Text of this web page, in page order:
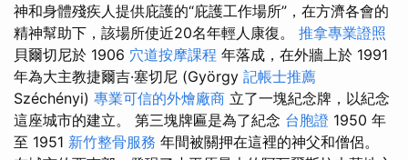
神和身體殘疾人提供庇護的“庇護工作場所”，在方濟各會的
精神幫助下，該場所使近20名年輕人康復。 推拿專業證照
貝爾切尼於 1906 穴道按摩課程 年落成，在外牆上於 1991
年為大主教捷爾吉·塞切尼 (György 記帳士推薦
Széchényi) 專業可信的外燴廠商 立了一塊紀念牌，以紀念
這座城市的建立。 第三塊牌匾是為了紀念 台胞證 1950 年
至 1951 新竹整骨服務 年間被關押在這裡的神父和僧侶。